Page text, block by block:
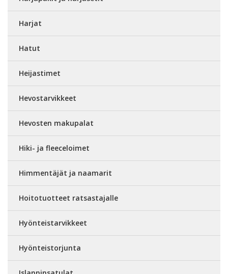
Harjat
Hatut
Heijastimet
Hevostarvikkeet
Hevosten makupalat
Hiki- ja fleeceloimet
Himmentäjät ja naamarit
Hoitotuotteet ratsastajalle
Hyönteistarvikkeet
Hyönteistorjunta